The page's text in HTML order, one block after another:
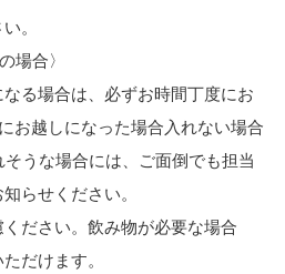
。
場合〉
る場合は、必ずお時間丁度にお
お越しになった場合入れない場合
うな場合には、ご面倒でも担当
らせください。
ださい。飲み物が必要な場合
だけます。